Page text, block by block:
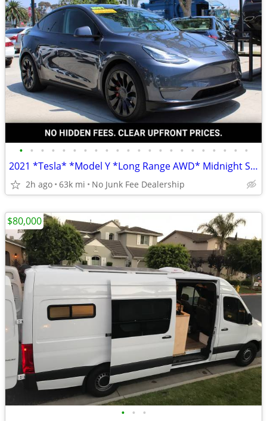
• • • • • • • • • • • • • • • • • • • • • •
2021 *Tesla* *Model Y *Long Range AWD* Midnight Silver
2h ago 63k mi No Junk Fee Dealership
• • •
$80,000